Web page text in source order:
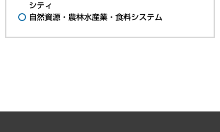
シティ
自然資源・農林水産業・食料システム